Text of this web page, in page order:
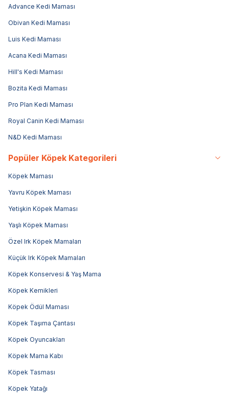
Advance Kedi Maması
Obivan Kedi Maması
Luis Kedi Maması
Acana Kedi Maması
Hill's Kedi Maması
Bozita Kedi Maması
Pro Plan Kedi Maması
Royal Canin Kedi Maması
N&D Kedi Maması
Popüler Köpek Kategorileri
Köpek Maması
Yavru Köpek Maması
Yetişkin Köpek Maması
Yaşlı Köpek Maması
Özel Irk Köpek Mamaları
Küçük Irk Köpek Mamaları
Köpek Konservesi & Yaş Mama
Köpek Kemikleri
Köpek Ödül Maması
Köpek Taşıma Çantası
Köpek Oyuncakları
Köpek Mama Kabı
Köpek Tasması
Köpek Yatağı